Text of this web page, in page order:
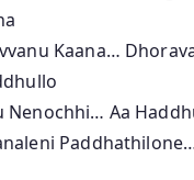
Kaana…
Nenochhi… Aa